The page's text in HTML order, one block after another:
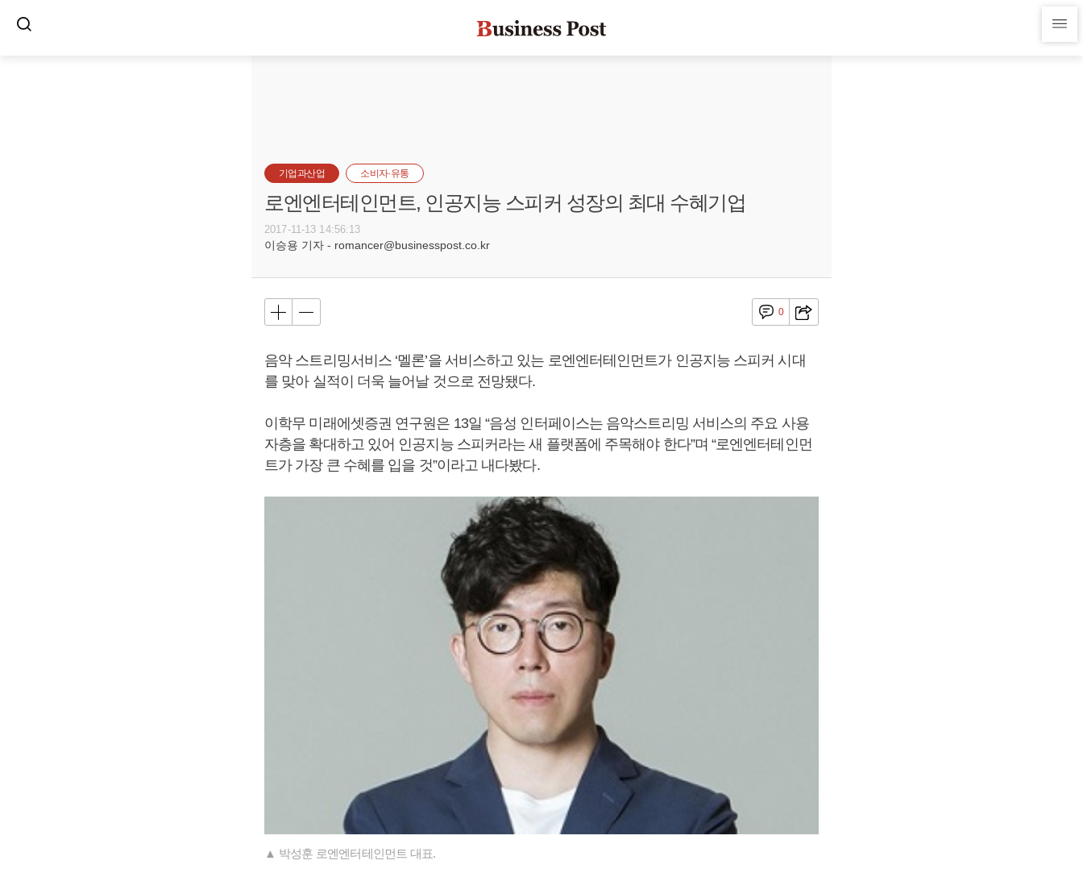
기업과산업 소비자·유통
로엔엔터테인먼트, 인공지능 스피커 성장의 최대 수혜기업
2017-11-13 14:56:13
이승용 기자 - romancer@businesspost.co.kr
0
음악 스트리밍서비스 ‘멜론’을 서비스하고 있는 로엔엔터테인먼트가 인공지능 스피커 시대
를 맞아 실적이 더욱 늘어날 것으로 전망됐다.
이학무 미래에셋증권 연구원은 13일 “음성 인터페이스는 음악스트리밍 서비스의 주요 사용
자층을 확대하고 있어 인공지능 스피커라는 새 플랫폼에 주목해야 한다”며 “로엔엔터테인먼
트가 가장 큰 수혜를 입을 것”이라고 내다봤다.
▲ 박성훈 로엔엔터테인먼트 대표.